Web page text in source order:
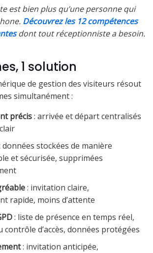
est bien plus qu’une personne qui
Découvrez les 12 compétences
dont tout réceptionniste a besoin.
1 solution
de gestion des visiteurs résout
simultanément :
précis: arrivée et départ centralisés
stockées de manière
et sécurisée, supprimées
: invitation claire,
rapide, moins d’attente
: liste de présence en temps réel,
d’accès, données protégées
: invitation anticipée,